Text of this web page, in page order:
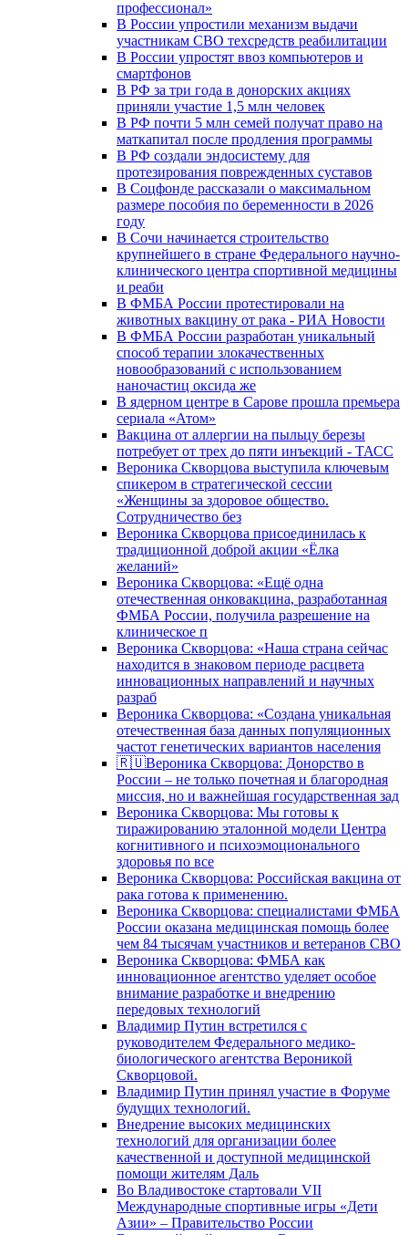
профессионал»
В России упростили механизм выдачи
участникам СВО техсредств реабилитации
В России упростят ввоз компьютеров и
смартфонов
В РФ за три года в донорских акциях
приняли участие 1,5 млн человек
В РФ почти 5 млн семей получат право на
маткапитал после продления программы
В РФ создали эндосистему для
протезирования поврежденных суставов
В Соцфонде рассказали о максимальном
размере пособия по беременности в 2026
году
В Сочи начинается строительство
крупнейшего в стране Федерального научно-
клинического центра спортивной медицины
и реаби
В ФМБА России протестировали на
животных вакцину от рака - РИА Новости
В ФМБА России разработан уникальный
способ терапии злокачественных
новообразований с использованием
наночастиц оксида же
В ядерном центре в Сарове прошла премьера
сериала «Атом»
Вакцина от аллергии на пыльцу березы
потребует от трех до пяти инъекций - ТАСС
Вероника Скворцова выступила ключевым
спикером в стратегической сессии
«Женщины за здоровое общество.
Сотрудничество без
Вероника Скворцова присоединилась к
традиционной доброй акции «Ёлка
желаний»
Вероника Скворцова: «Ещё одна
отечественная онковакцина, разработанная
ФМБА России, получила разрешение на
клиническое п
Вероника Скворцова: «Наша страна сейчас
находится в знаковом периоде расцвета
инновационных направлений и научных
разраб
Вероника Скворцова: «Создана уникальная
отечественная база данных популяционных
частот генетических вариантов населения
🇷🇺Вероника Скворцова: Донорство в
России – не только почетная и благородная
миссия, но и важнейшая государственная зад
Вероника Скворцова: Мы готовы к
тиражированию эталонной модели Центра
когнитивного и психоэмоционального
здоровья по все
Вероника Скворцова: Российская вакцина от
рака готова к применению.
Вероника Скворцова: специалистами ФМБА
России оказана медицинская помощь более
чем 84 тысячам участников и ветеранов СВО
Вероника Скворцова: ФМБА как
инновационное агентство уделяет особое
внимание разработке и внедрению
передовых технологий
Владимир Путин встретился с
руководителем Федерального медико-
биологического агентства Вероникой
Скворцовой.
Владимир Путин принял участие в Форуме
будущих технологий.
Внедрение высоких медицинских
технологий для организации более
качественной и доступной медицинской
помощи жителям Даль
Во Владивостоке стартовали VII
Международные спортивные игры «Дети
Азии» – Правительство России